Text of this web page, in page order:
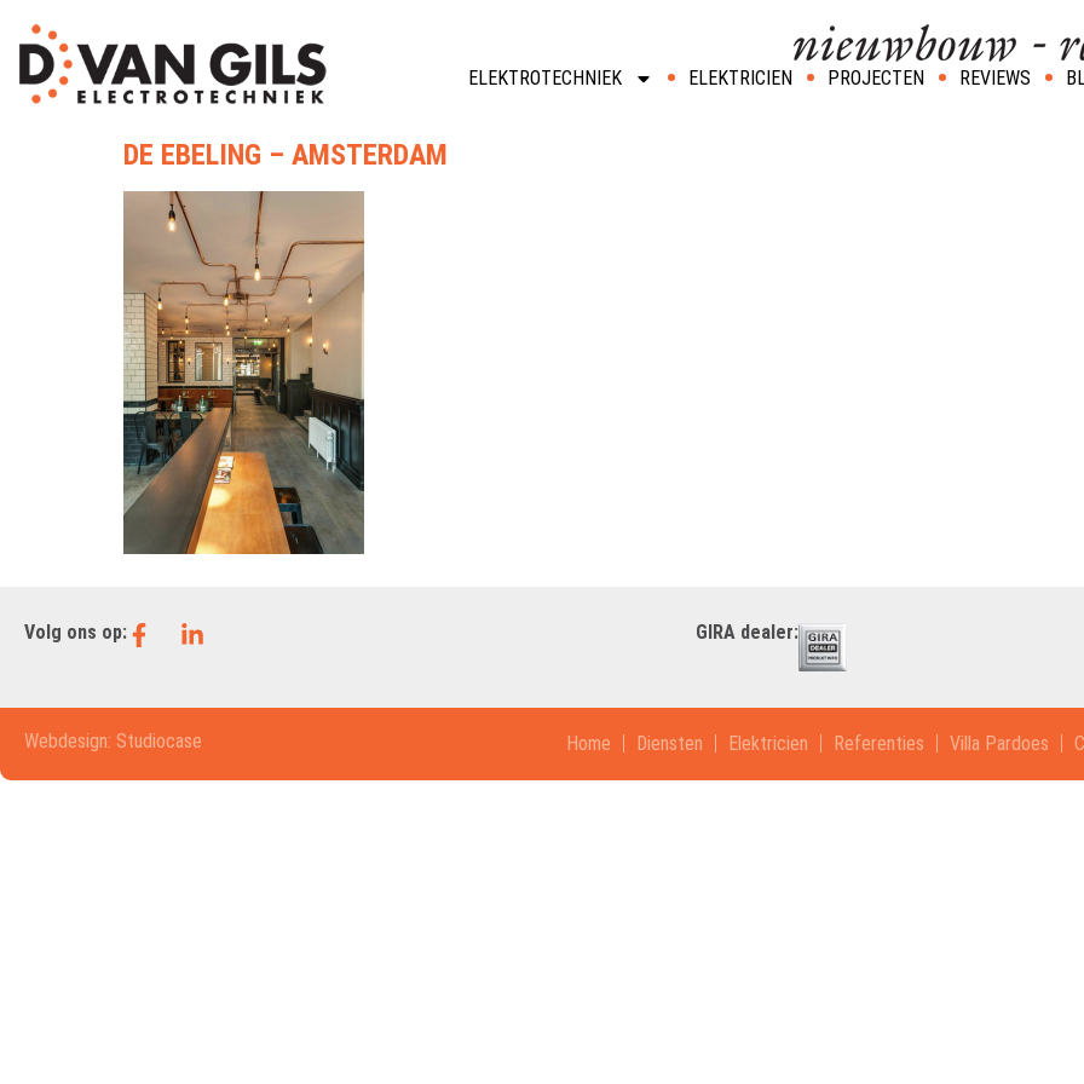
ELEKTROTECHNIEK ELEKTRICIEN PROJECTEN REVIEWS
DE EBELING – AMSTERDAM
Volg ons op: GIRA dealer:
Webdesign: Studiocase Home Diensten Elektricien Referenties Villa Pardoes